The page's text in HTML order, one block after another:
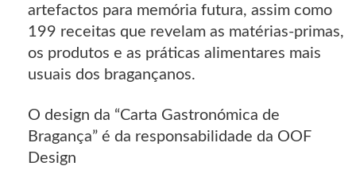
artefactos para memória futura, assim como
199 receitas que revelam as matérias-primas,
os produtos e as práticas alimentares mais
usuais dos bragançanos.
O design da “Carta Gastronómica de
Bragança” é da responsabilidade da OOF
Design